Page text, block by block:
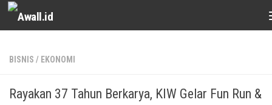
Skip to content
BISNIS / EKONOMI
Rayakan 37 Tahun Berkarya, KIW Gelar Fun Run &